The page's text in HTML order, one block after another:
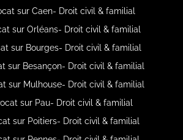
sur Caen- Droit civil & familial
sur Orléans- Droit civil & familial
sur Bourges- Droit civil & familial
sur Besançon- Droit civil & familial
sur Mulhouse- Droit civil & familial
sur Pau- Droit civil & familial
sur Poitiers- Droit civil & familial